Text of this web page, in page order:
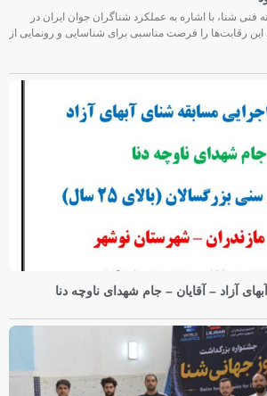
شنا، با اشاره به عملکرد شناگران جوان ایران در
رقابت‌ها را فرصت مناسبی برای شناسایی و رونمایی از
آزاد – آقایان – جام شهدای ناوچه دنا